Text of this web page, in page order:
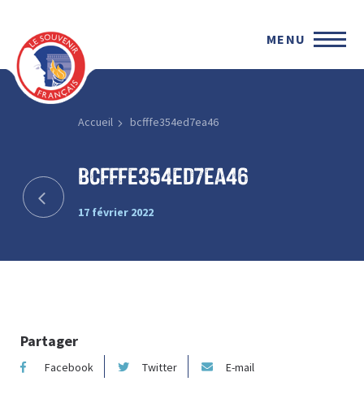
MENU
Accueil bcfffe354ed7ea46
bcfffe354ed7ea46
17 février 2022
Partager
Facebook Twitter E-mail